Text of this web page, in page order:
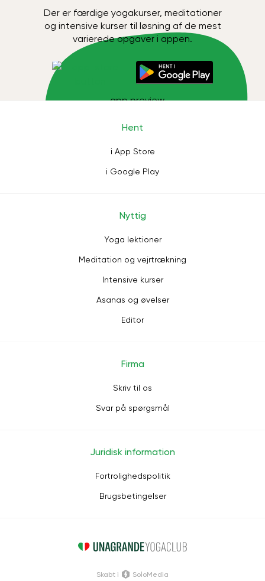
Der er færdige yogakurser, meditationer
og intensive kurser til løsning af de mest
varierede opgaver i appen.
Hent
i App Store
i Google Play
Nyttig
Yoga lektioner
Meditation og vejrtrækning
Intensive kurser
Asanas og øvelser
Editor
Firma
Skriv til os
Svar på spørgsmål
Juridisk information
Fortrolighedspolitik
Brugsbetingelser
Skabt i SoloMedia